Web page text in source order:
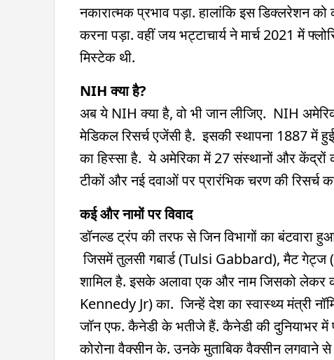
नकारात्मक प्रभाव पड़ा. हालांकि इस डिक्लरेशन
करना पड़ा. वहीं जय भट्टाचार्य ने मार्च 2021 में
मिस्टेक थी.
NIH क्या है?
अब ये NIH क्या है, वो भी जान लीजिए. NIH
मेडिकल रिसर्च एजेंसी है. इसकी स्थापना 1887 में
का हिस्सा है. ये अमेरिका में 27 संस्थानों और
टीकों और नई दवाओं पर प्रारंभिक चरण की रिसर्च
कई और नामों पर विवाद
डॉनल्ड ट्रंप की तरफ से जिन विभागों का बंटवारा
जिसमें तुलसी गबार्ड (Tulsi Gabbard), मैट
शामिल है. इसके अलावा एक और नाम जिसको लेकर
Kennedy Jr) का. जिन्हें देश का स्वास्थ्य मंत्री
जॉन एफ. कैनेडी के भतीजे हैं. कैनेडी की दुनियाभर
कोरोना वैक्सीन के. उनके मुताबिक वैक्सीन लगवाने